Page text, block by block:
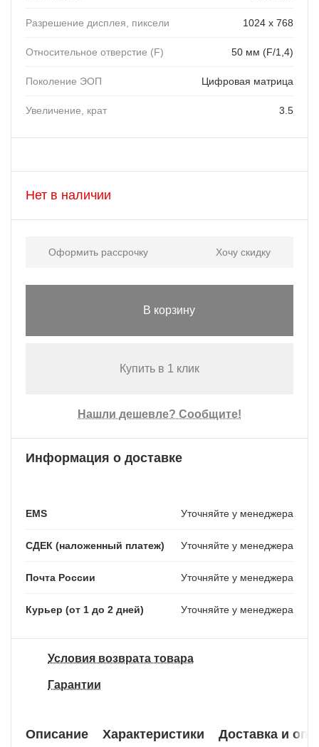
Разрешение дисплея, пиксели 1024 х 768
Относительное отверстие (F) 50 мм (F/1,4)
Поколение ЭОП Цифровая матрица
Увеличение, крат 3.5
Нет в наличии
Оформить рассрочку Хочу скидку
В корзину
Купить в 1 клик
Нашли дешевле? Сообщите!
Информация о доставке
EMS Уточняйте у менеджера
СДЕК (наложенный платеж) Уточняйте у менеджера
Почта России Уточняйте у менеджера
Курьер (от 1 до 2 дней) Уточняйте у менеджера
Условия возврата товара
Гарантии
Описание Характеристики Доставка и